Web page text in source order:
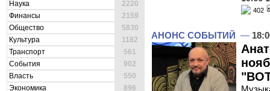
Наука
2220
Финансы
2159
Общество
5830
Культура
1182
Транспорт
561
События
902
Власть
550
Экономика
896
402
АНОНС СОБЫТИЙ —